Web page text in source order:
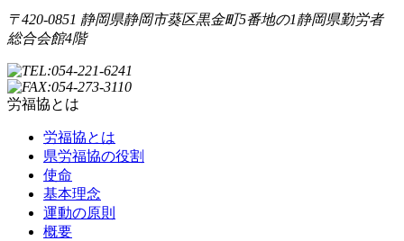
〒420-0851 静岡県静岡市葵区黒金町5番地の1静岡県勤労者
総合会館4階
労福協とは
労福協とは
県労福協の役割
使命
基本理念
運動の原則
概要